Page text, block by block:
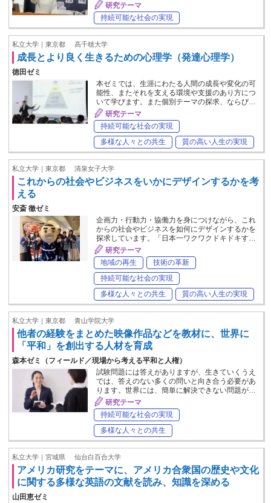
研究テーマ
持続可能な社会の実現
私立大学｜東京都 高千穂大学
成長とより良く生きるための心理学（発達心理学）
徳田ゼミ
本ゼミでは、生涯にわたる人間の成長や変化の可
能性、またそれを支える環境や支援のあり方につ
いて学びます。また個別テーマの探求、ならび…
研究テーマ
持続可能な社会の実現
多様な人々との共生
質の高い人生の実現
私立大学｜東京都 清泉女子大学
これからの社会やビジネスをいかにデザインするかを考
える
安斎 徹ゼミ
企画力・行動力・協働力を身につけながら、これ
からの社会やビジネスを如何にデザインするかを
探求しています。「日本一ワクワクドキドキす…
研究テーマ
地域の再生
技術の革新
持続可能な社会の実現
多様な人々との共生
質の高い人生の実現
私立大学｜東京都 青山学院大学
他者の経験をまとめた映像作品などを教材に、世界に
「平和」を創出する人材を育成
森本ゼミ（フィールド／現場から考える平和と人権）
試験問題には答えがありますが、生きていくうえ
では、答えのない多くの問いと向き合う必要があ
ります。世界には、簡単に解決できない問題が…
研究テーマ
持続可能な社会の実現
多様な人々との共生
私立大学｜宮城県 仙台白百合大学
アメリカ研究をテーマに、アメリカ合衆国の歴史や文化
に関する多様な英語の文献を読み、知識を深める
山田恵ゼミ